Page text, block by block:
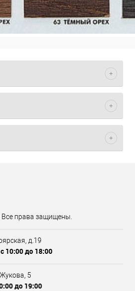
права защищены.
д.19
10:00 до 18:00
5
до 19:00